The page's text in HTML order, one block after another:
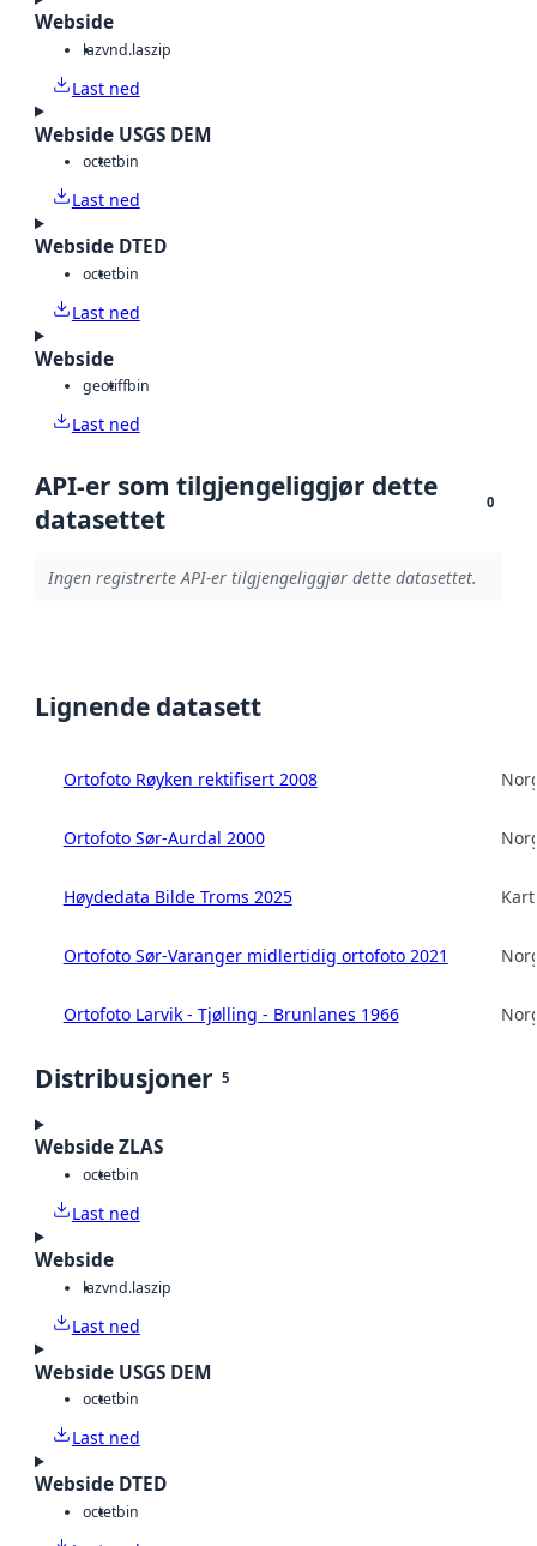
Webside
lazvnd.laszip
Last ned
Webside USGS DEM
octetbin
Last ned
Webside DTED
octetbin
Last ned
Webside
geotiffbin
Last ned
API-er som tilgjengeliggjør dette
datasettet
0
Ingen registrerte API-er tilgjengeliggjør dette datasettet.
Lignende datasett
Ortofoto Røyken rektifisert 2008
Ortofoto Sør-Aurdal 2000
Høydedata Bilde Troms 2025
Ortofoto Sør-Varanger midlertidig ortofoto 2021
Ortofoto Larvik - Tjølling - Brunlanes 1966
Distribusjoner 5
Webside ZLAS
octetbin
Last ned
Webside
lazvnd.laszip
Last ned
Webside USGS DEM
octetbin
Last ned
Webside DTED
octetbin